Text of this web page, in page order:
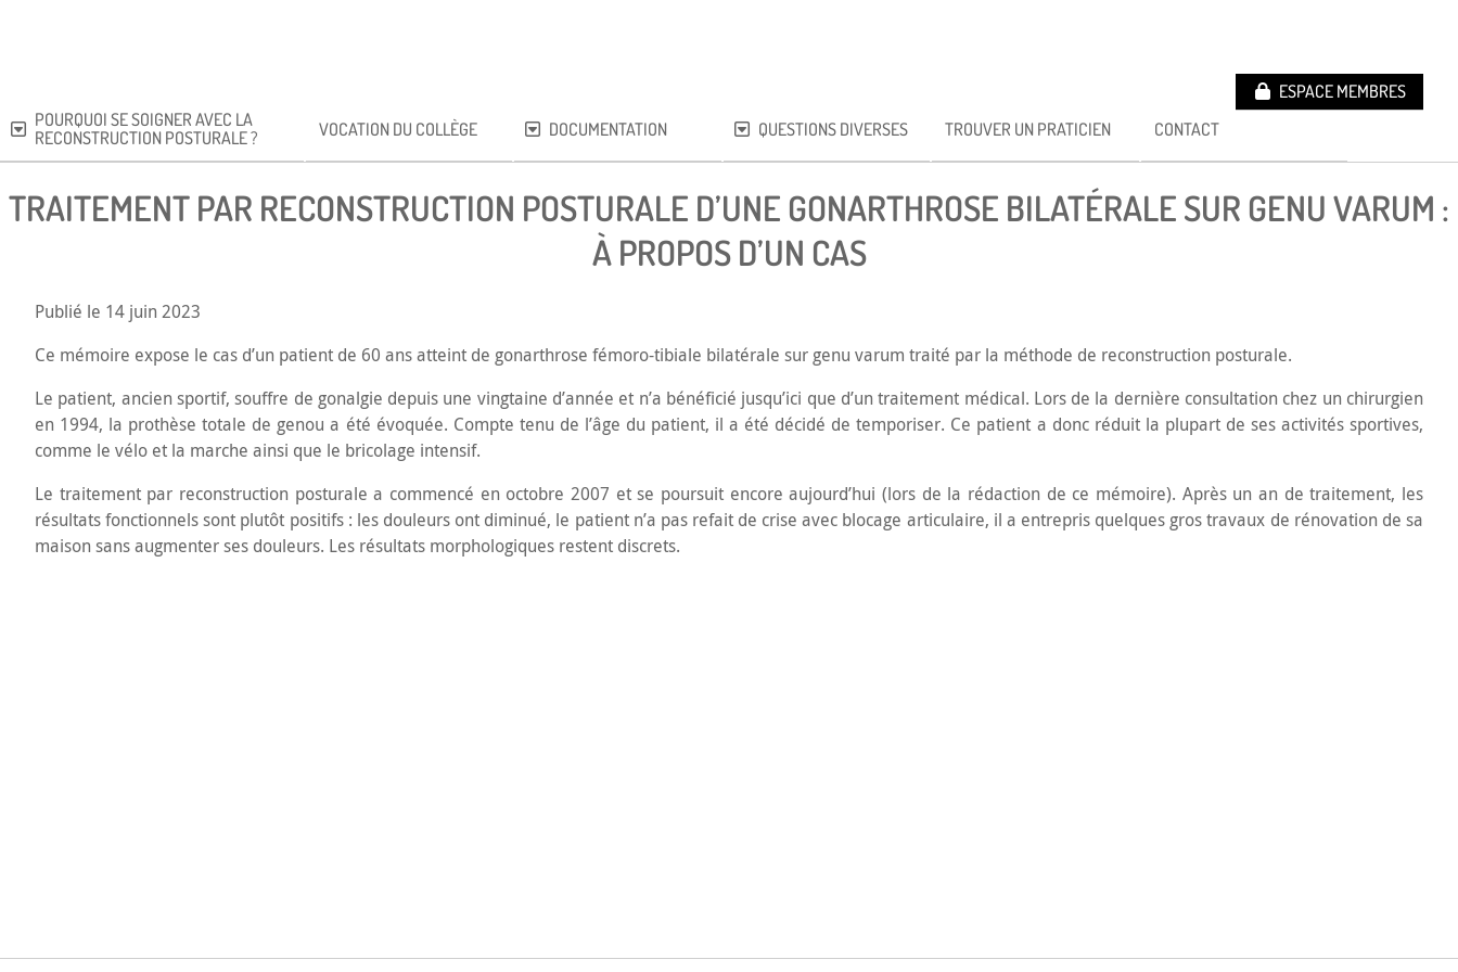
POURQUOI SE SOIGNER AVEC LA
RECONSTRUCTION POSTURALE ?
VOCATION DU COLLÈGE DOCUMENTATION QUESTIONS DIVERSES TROUVER UN PRATICIEN CONTACT
ESPACE MEMBRES
TRAITEMENT PAR RECONSTRUCTION POSTURALE D’UNE GONARTHROSE BILATÉRALE SUR GENU VARUM :
À PROPOS D’UN CAS
Publié le 14 juin 2023
Ce mémoire expose le cas d’un patient de 60 ans atteint de gonarthrose fémoro-tibiale bilatérale sur genu varum traité par la méthode de reconstruction posturale.
Le patient, ancien sportif, souffre de gonalgie depuis une vingtaine d’année et n’a bénéficié jusqu’ici que d’un traitement médical. Lors de la dernière consultation chez un chirurgien
en 1994, la prothèse totale de genou a été évoquée. Compte tenu de l’âge du patient, il a été décidé de temporiser. Ce patient a donc réduit la plupart de ses activités sportives,
comme le vélo et la marche ainsi que le bricolage intensif.
Le traitement par reconstruction posturale a commencé en octobre 2007 et se poursuit encore aujourd’hui (lors de la rédaction de ce mémoire). Après un an de traitement, les
résultats fonctionnels sont plutôt positifs : les douleurs ont diminué, le patient n’a pas refait de crise avec blocage articulaire, il a entrepris quelques gros travaux de rénovation de sa
maison sans augmenter ses douleurs. Les résultats morphologiques restent discrets.